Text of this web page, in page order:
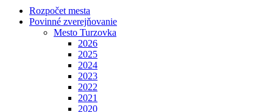
Rozpočet mesta
Povinné zverejňovanie
Mesto Turzovka
2026
2025
2024
2023
2022
2021
2020